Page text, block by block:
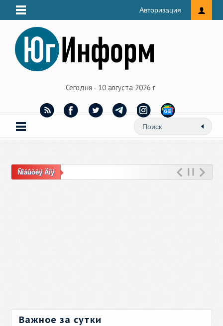
Авторизация
Сегодня - 10 августа 2026 г
Ñîáûòèÿ Äíÿ
Важное за сутки